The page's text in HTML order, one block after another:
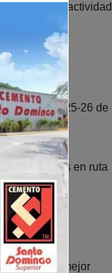
de poca actividad
2025-26 de
línea de tres en ruta
en nuestro mejor